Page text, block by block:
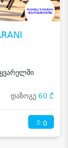
დაზოგე 60 ₾
0